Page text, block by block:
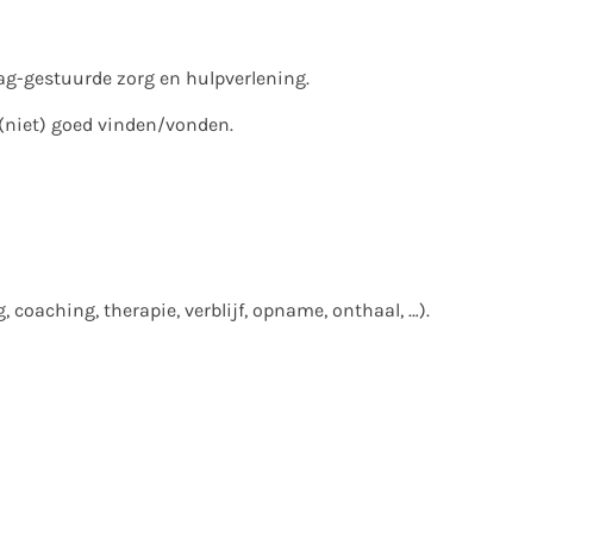
gestuurde zorg en hulpverlening.
goed vinden/vonden.
therapie, verblijf, opname, onthaal, …).